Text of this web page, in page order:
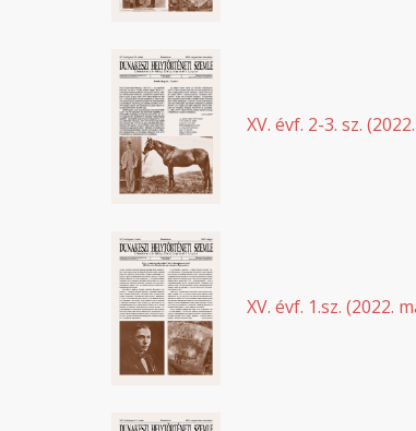
XV. évf. 2-3. sz.
XV. évf. 1.sz. (2022.